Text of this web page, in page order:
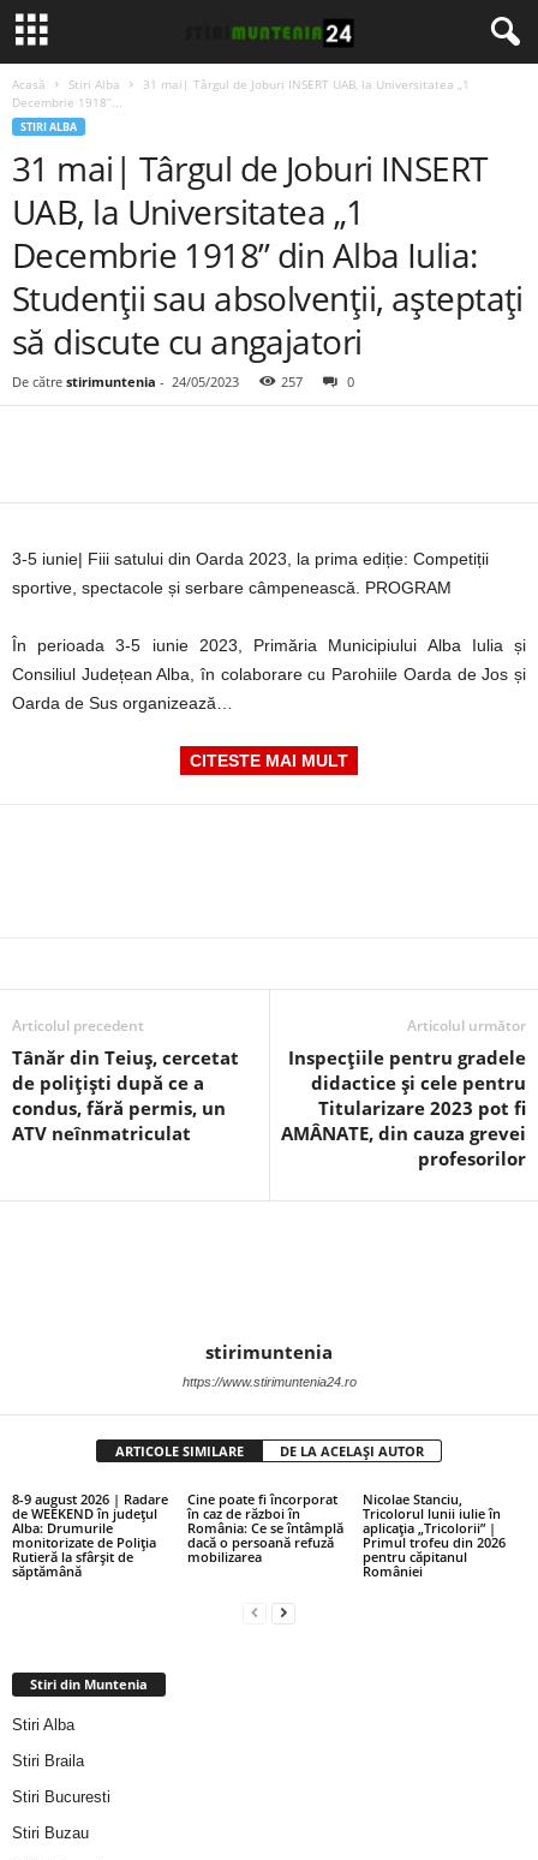
Acasă Stiri Alba
31 mai| Târgul de Joburi INSERT UAB, la Universitatea „1
Decembrie 1918”...
STIRI ALBA
31 mai| Târgul de Joburi INSERT
UAB, la Universitatea „1
Decembrie 1918” din Alba Iulia:
Studenții sau absolvenții, așteptați
să discute cu angajatori
De către stirimuntenia - 24/05/2023 257 0
3-5 iunie| Fiii satului din Oarda 2023, la prima ediție: Competiții
sportive, spectacole și serbare câmpenească. PROGRAM
În perioada 3-5 iunie 2023, Primăria Municipiului Alba Iulia și
Consiliul Județean Alba, în colaborare cu Parohiile Oarda de Jos și
Oarda de Sus organizează…
CITESTE MAI MULT
Articolul precedent
Tânăr din Teiuș, cercetat
de polițiști după ce a
condus, fără permis, un
ATV neînmatriculat
Articolul următor
Inspecțiile pentru gradele
didactice și cele pentru
Titularizare 2023 pot fi
AMÂNATE, din cauza grevei
profesorilor
stirimuntenia
https://www.stirimuntenia24.ro
ARTICOLE SIMILARE DE LA ACELAȘI AUTOR
8-9 august 2026 | Radare
de WEEKEND în județul
Alba: Drumurile
monitorizate de Poliția
Rutieră la sfârșit de
săptămână
Cine poate fi încorporat
în caz de război în
România: Ce se întâmplă
dacă o persoană refuză
mobilizarea
Nicolae Stanciu,
Tricolorul lunii iulie în
aplicația „Tricolorii” |
Primul trofeu din 2026
pentru căpitanul
României
Stiri din Muntenia
Stiri Alba
Stiri Braila
Stiri Bucuresti
Stiri Buzau